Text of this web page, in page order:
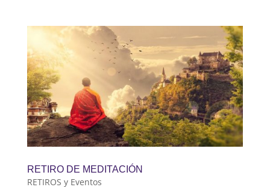
RETIRO DE MEDITACIÓN
RETIROS y Eventos